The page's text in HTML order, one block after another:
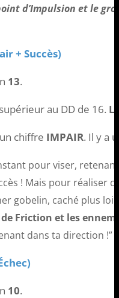
d’Impulsion et le
+ Succès)
13.
au DD de 16.
chiffre IMPAIR. Il y a
pour viser,
! Mais pour réaliser
gobelin, caché plus
de Friction et les
dans ta direction !”
10.